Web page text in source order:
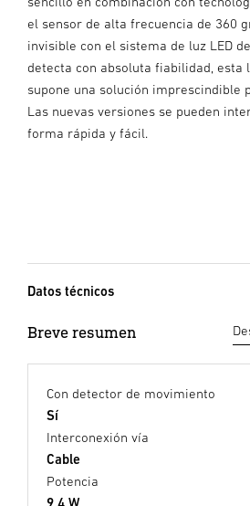
el sensor de alta frecuencia de 360
invisible con el sistema de luz LED
detecta con absoluta fiabilidad, esta
supone una solución imprescindible
Las nuevas versiones se pueden
forma rápida y fácil.
Datos técnicos
Breve resumen
Con detector de movimiento
Sí
Interconexión vía
Cable
Potencia